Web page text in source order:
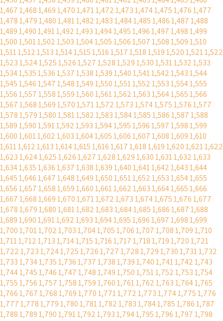
1,4671,4681,4691,4701,4711,4721,4731,4741,4751,4761,477
1,4781,4791,4801,4811,4821,4831,4841,4851,4861,4871,488
1,4891,4901,4911,4921,4931,4941,4951,4961,4971,4981,499
1,5001,5011,5021,5031,5041,5051,5061,5071,5081,5091,510
1,5111,5121,5131,5141,5151,5161,5171,5181,5191,5201,5211,522
1,5231,5241,5251,5261,5271,5281,5291,5301,5311,5321,533
1,5341,5351,5361,5371,5381,5391,5401,5411,5421,5431,544
1,5451,5461,5471,5481,5491,5501,5511,5521,5531,5541,555
1,5561,5571,5581,5591,5601,5611,5621,5631,5641,5651,566
1,5671,5681,5691,5701,5711,5721,5731,5741,5751,5761,577
1,5781,5791,5801,5811,5821,5831,5841,5851,5861,5871,588
1,5891,5901,5911,5921,5931,5941,5951,5961,5971,5981,599
1,6001,6011,6021,6031,6041,6051,6061,6071,6081,6091,610
1,6111,6121,6131,6141,6151,6161,6171,6181,6191,6201,6211,622
1,6231,6241,6251,6261,6271,6281,6291,6301,6311,6321,633
1,6341,6351,6361,6371,6381,6391,6401,6411,6421,6431,644
1,6451,6461,6471,6481,6491,6501,6511,6521,6531,6541,655
1,6561,6571,6581,6591,6601,6611,6621,6631,6641,6651,666
1,6671,6681,6691,6701,6711,6721,6731,6741,6751,6761,677
1,6781,6791,6801,6811,6821,6831,6841,6851,6861,6871,688
1,6891,6901,6911,6921,6931,6941,6951,6961,6971,6981,699
1,7001,7011,7021,7031,7041,7051,7061,7071,7081,7091,710
1,7111,7121,7131,7141,7151,7161,7171,7181,7191,7201,721
1,7221,7231,7241,7251,7261,7271,7281,7291,7301,7311,732
1,7331,7341,7351,7361,7371,7381,7391,7401,7411,7421,743
1,7441,7451,7461,7471,7481,7491,7501,7511,7521,7531,754
1,7551,7561,7571,7581,7591,7601,7611,7621,7631,7641,765
1,7661,7671,7681,7691,7701,7711,7721,7731,7741,7751,776
1,7771,7781,7791,7801,7811,7821,7831,7841,7851,7861,787
1,7881,7891,7901,7911,7921,7931,7941,7951,7961,7971,798